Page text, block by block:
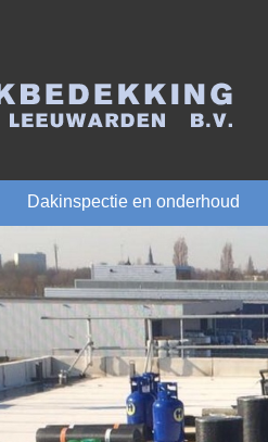
Dakinspectie en onderhoud